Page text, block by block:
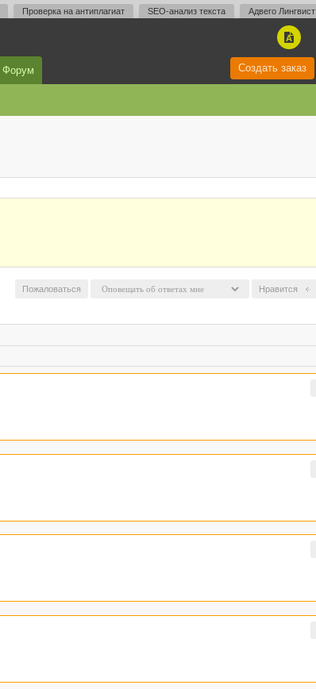
Проверка на антиплагиат SEO-анализ текста Адвего Лингвист
A
Форум Создать заказ
Нравится
Пожаловаться